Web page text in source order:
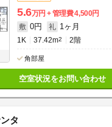
5.6万円 管理費4,500円
敷 0円 礼 1ヶ月
1K 37.42m2 2階
角部屋
空室状況をお問い合わせ
タ